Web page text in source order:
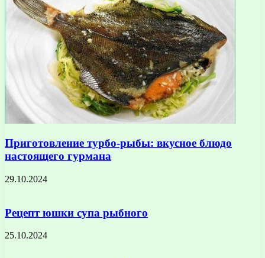
Приготовление турбо-рыбы: вкусное блюдо
настоящего гурмана
29.10.2024
Рецепт юшки супа рыбного
25.10.2024